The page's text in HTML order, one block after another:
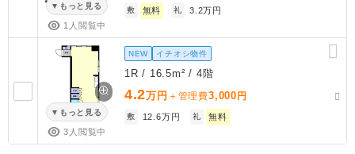
もっと見る
1人閲覧中
敷 無料 礼 3.2万円
もっと見る
3人閲覧中
NEW イチオシ物件
1R / 16.5m² / 4階
4.2万円 ＋管理費3,000 円
敷 12.6万円 礼 無料